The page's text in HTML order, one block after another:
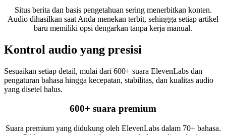
Situs berita dan basis pengetahuan sering menerbitkan konten.
Audio dihasilkan saat Anda menekan terbit, sehingga setiap artikel
baru memiliki opsi dengarkan tanpa kerja manual.
Kontrol audio yang presisi
Sesuaikan setiap detail, mulai dari 600+ suara ElevenLabs dan
pengaturan bahasa hingga kecepatan, stabilitas, dan kualitas audio
yang disetel halus.
600+ suara premium
Suara premium yang didukung oleh ElevenLabs dalam 70+ bahasa.